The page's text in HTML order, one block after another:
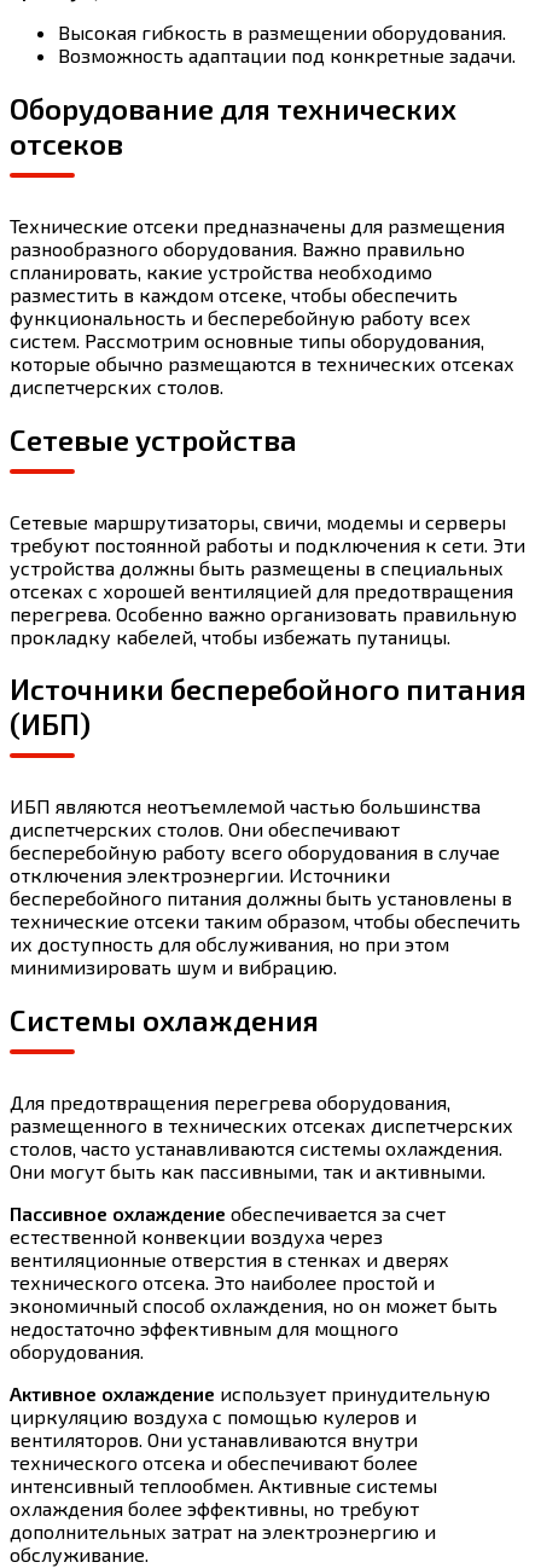
Высокая гибкость в размещении оборудования.
Возможность адаптации под конкретные задачи.
Оборудование для технических
отсеков
Технические отсеки предназначены для размещения
разнообразного оборудования. Важно правильно
спланировать, какие устройства необходимо
разместить в каждом отсеке, чтобы обеспечить
функциональность и бесперебойную работу всех
систем. Рассмотрим основные типы оборудования,
которые обычно размещаются в технических отсеках
диспетчерских столов.
Сетевые устройства
Сетевые маршрутизаторы, свичи, модемы и серверы
требуют постоянной работы и подключения к сети. Эти
устройства должны быть размещены в специальных
отсеках с хорошей вентиляцией для предотвращения
перегрева. Особенно важно организовать правильную
прокладку кабелей, чтобы избежать путаницы.
Источники бесперебойного питания
(ИБП)
ИБП являются неотъемлемой частью большинства
диспетчерских столов. Они обеспечивают
бесперебойную работу всего оборудования в случае
отключения электроэнергии. Источники
бесперебойного питания должны быть установлены в
технические отсеки таким образом, чтобы обеспечить
их доступность для обслуживания, но при этом
минимизировать шум и вибрацию.
Системы охлаждения
Для предотвращения перегрева оборудования,
размещенного в технических отсеках диспетчерских
столов, часто устанавливаются системы охлаждения.
Они могут быть как пассивными, так и активными.
Пассивное охлаждение обеспечивается за счет
естественной конвекции воздуха через
вентиляционные отверстия в стенках и дверях
технического отсека. Это наиболее простой и
экономичный способ охлаждения, но он может быть
недостаточно эффективным для мощного
оборудования.
Активное охлаждение использует принудительную
циркуляцию воздуха с помощью кулеров и
вентиляторов. Они устанавливаются внутри
технического отсека и обеспечивают более
интенсивный теплообмен. Активные системы
охлаждения более эффективны, но требуют
дополнительных затрат на электроэнергию и
обслуживание.